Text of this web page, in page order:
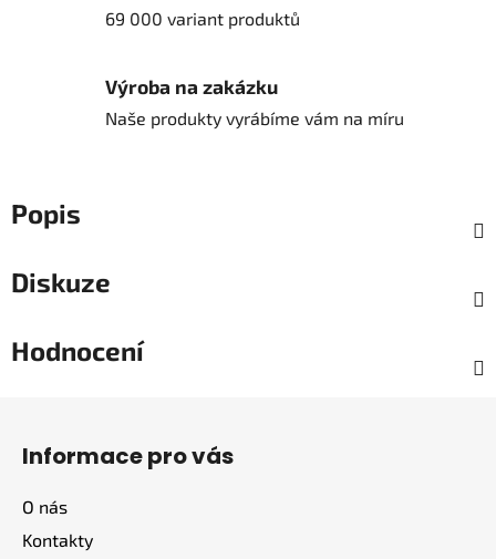
69 000 variant produktů
Výroba na zakázku
Naše produkty vyrábíme vám na míru
Popis
Diskuze
Hodnocení
Informace pro vás
O nás
Kontakty